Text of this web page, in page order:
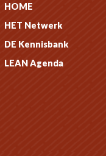
HOME
HET Netwerk
DE Kennisbank
LEAN Agenda